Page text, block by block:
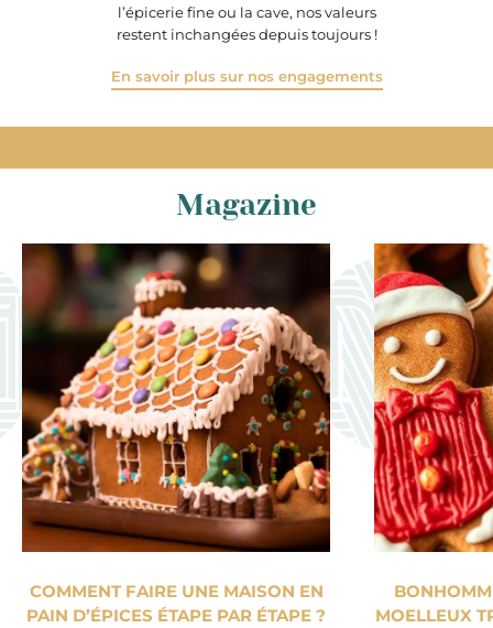
l’épicerie fine ou la cave, nos valeurs
restent inchangées depuis toujours !
En savoir plus sur nos engagements
Magazine
COMMENT FAIRE UNE MAISON EN
PAIN D’ÉPICES ÉTAPE PAR ÉTAPE ?
MOELLEUX